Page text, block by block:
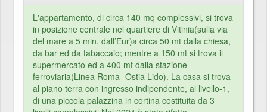
L'appartamento, di circa 140 mq complessivi, si trova
in posizione centrale nel quartiere di Vitinia(sulla via
del mare a 5 min. dall’Eur)a circa 50 mt dalla chiesa,
da bar ed da tabaccaio; mentre a 150 mt si trova il
supermercato ed a 400 mt dalla stazione
ferroviaria(Linea Roma- Ostia Lido). La casa si trova
al piano terra con ingresso indipendente, al livello-1,
di una piccola palazzina in cortina costituita da 3